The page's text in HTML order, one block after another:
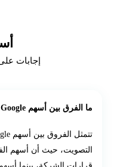
إجابات
ما الفرق بين أسهم Google من الفئة A و الفئة C